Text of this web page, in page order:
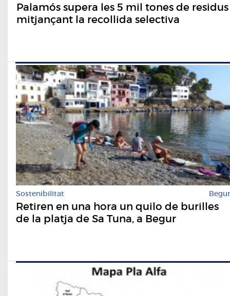
Palamós supera les 5 mil tones de residus
mitjançant la recollida selectiva
Sostenibilitat Begur
Retiren en una hora un quilo de burilles
de la platja de Sa Tuna, a Begur